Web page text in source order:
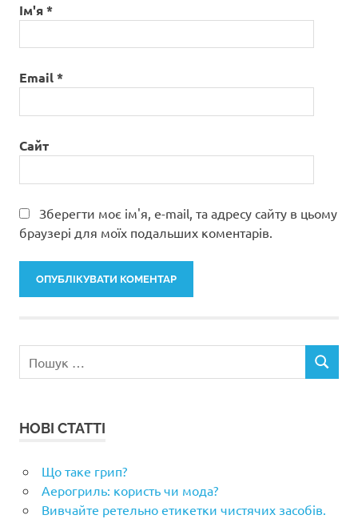
Ім'я*
Email*
Сайт
Зберегти моє ім'я, e-mail, та адресу сайту в цьому
браузері для моїх подальших коментарів.
ПОШУК
НОВІ СТАТТІ
Що таке грип?
Аерогриль: користь чи мода?
Вивчайте ретельно етикетки чистячих засобів.